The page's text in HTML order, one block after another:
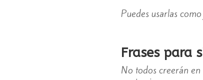
Puedes usarlas
Frases para
No todos creerán